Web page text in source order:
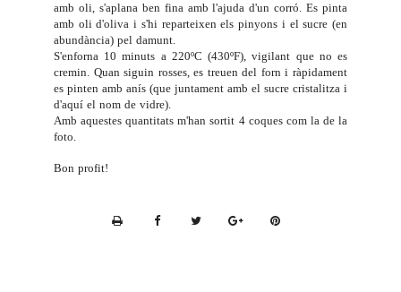
amb oli, s'aplana ben fina amb l'ajuda d'un corró. Es pinta
amb oli d'oliva i s'hi reparteixen els pinyons i el sucre (en
abundància) pel damunt.
S'enforna 10 minuts a 220ºC (430ºF), vigilant que no es
cremin. Quan siguin rosses, es treuen del forn i ràpidament
es pinten amb anís (que juntament amb el sucre cristalitza i
d'aquí el nom de vidre).
Amb aquestes quantitats m'han sortit 4 coques com la de la
foto.
Bon profit!